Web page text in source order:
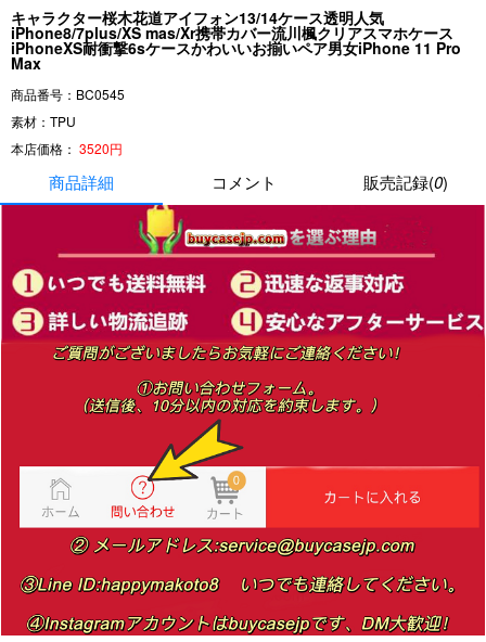
キャラクター桜木花道アイフォン13/14ケース透明人気
iPhone8/7plus/XS mas/Xr携帯カバー流川楓クリアスマホケース
iPhoneXS耐衝撃6sケースかわいいお揃いペア男女iPhone 11 Pro
Max
商品番号：BC0545
素材：TPU
本店価格： 3520円
商品詳細 コメント 販売記録(0)